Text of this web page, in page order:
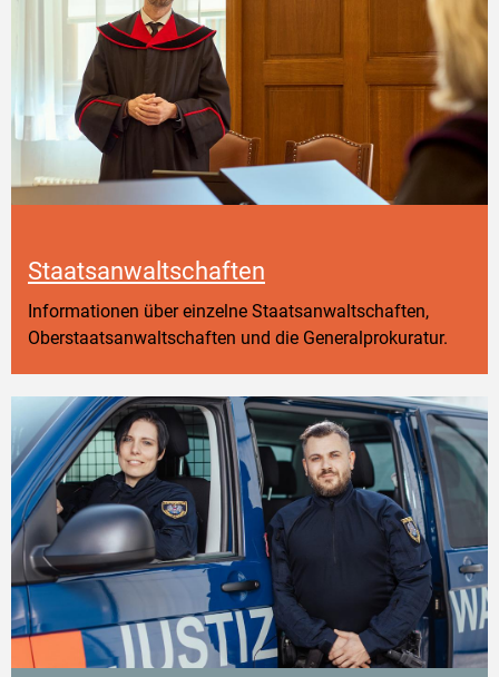
Staatsanwaltschaften
Informationen über einzelne Staatsanwaltschaften,
Oberstaatsanwaltschaften und die Generalprokuratur.